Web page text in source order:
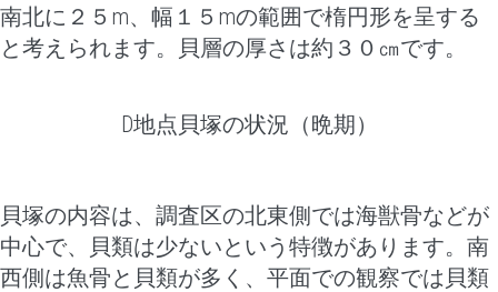
南北に２５m、幅１５mの範囲で楕円形を呈する
と考えられます。貝層の厚さは約３０㎝です。
D地点貝塚の状況（晩期）
貝塚の内容は、調査区の北東側では海獣骨などが
中心で、貝類は少ないという特徴があります。 南
西側は魚骨と貝類が多く、平面での観察では貝類